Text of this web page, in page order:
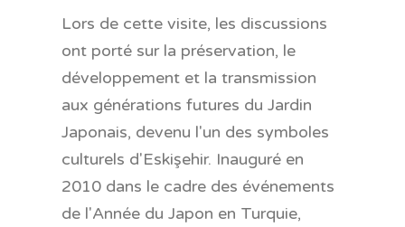
Lors de cette visite, les discussions
ont porté sur la préservation, le
développement et la transmission
aux générations futures du Jardin
Japonais, devenu l'un des symboles
culturels d'Eskişehir. Inauguré en
2010 dans le cadre des événements
de l'Année du Japon en Turquie,